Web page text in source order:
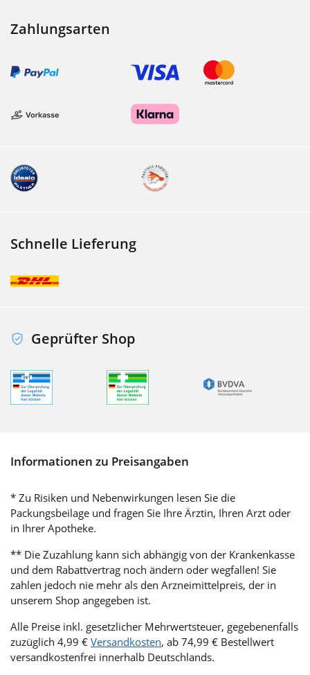
Zahlungsarten
Schnelle Lieferung
Geprüfter Shop
Informationen zu Preisangaben
* Zu Risiken und Nebenwirkungen lesen Sie die
Packungsbeilage und fragen Sie Ihre Ärztin, Ihren Arzt oder
in Ihrer Apotheke.
** Die Zuzahlung kann sich abhängig von der Krankenkasse
und dem Rabattvertrag noch ändern oder wegfallen! Sie
zahlen jedoch nie mehr als den Arzneimittelpreis, der in
unserem Shop angegeben ist.
Alle Preise inkl. gesetzlicher Mehrwertsteuer, gegebenenfalls
zuzüglich 4,99 € Versandkosten, ab 74,99 € Bestellwert
versandkostenfrei innerhalb Deutschlands.